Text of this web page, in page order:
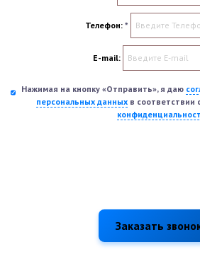
Телефон: *
E-mail:
Нажимая на кнопку «Отправить», я даю
персональных данныхв соответствии